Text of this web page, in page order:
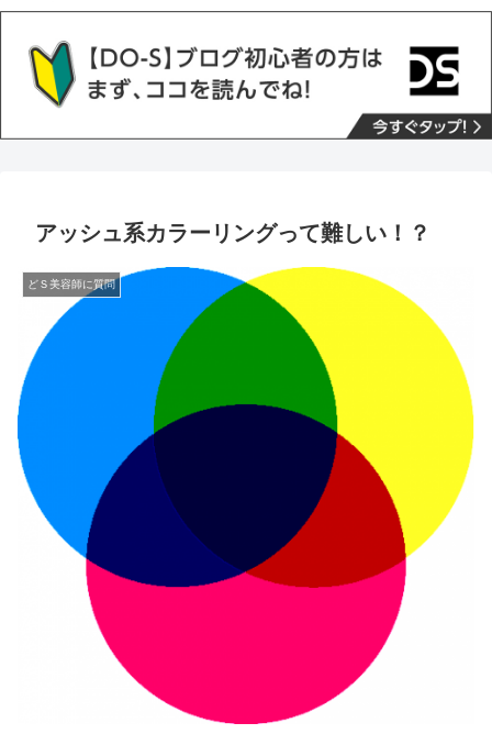
アッシュ系カラーリングって難しい！？
どＳ美容師に質問